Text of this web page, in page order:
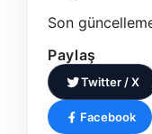
Son
Paylaş
Twitter / X
Facebook